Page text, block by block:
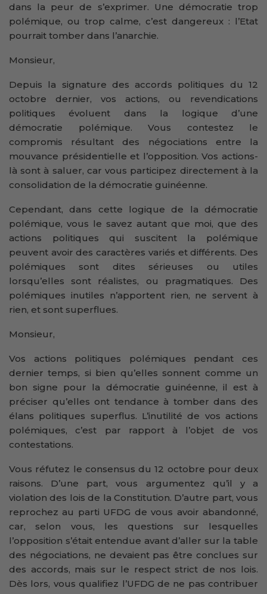
dans la peur de s’exprimer. Une démocratie trop
polémique, ou trop calme, c’est dangereux : l’Etat
pourrait tomber dans l’anarchie.
Monsieur,
Depuis la signature des accords politiques du 12
octobre dernier, vos actions, ou revendications
politiques évoluent dans la logique d’une
démocratie polémique. Vous contestez le
compromis résultant des négociations entre la
mouvance présidentielle et l’opposition. Vos actions-
là sont à saluer, car vous participez directement à la
consolidation de la démocratie guinéenne.
Cependant, dans cette logique de la démocratie
polémique, vous le savez autant que moi, que des
actions politiques qui suscitent la polémique
peuvent avoir des caractères variés et différents. Des
polémiques sont dites sérieuses ou utiles
lorsqu’elles sont réalistes, ou pragmatiques. Des
polémiques inutiles n’apportent rien, ne servent à
rien, et sont superflues.
Monsieur,
Vos actions politiques polémiques pendant ces
dernier temps, si bien qu’elles sonnent comme un
bon signe pour la démocratie guinéenne, il est à
préciser qu’elles ont tendance à tomber dans des
élans politiques superflus. L’inutilité de vos actions
polémiques, c’est par rapport à l’objet de vos
contestations.
Vous réfutez le consensus du 12 octobre pour deux
raisons. D’une part, vous argumentez qu’il y a
violation des lois de la Constitution. D’autre part, vous
reprochez au parti UFDG de vous avoir abandonné,
car, selon vous, les questions sur lesquelles
l’opposition s’était entendue avant d’aller sur la table
des négociations, ne devaient pas être conclues sur
des accords, mais sur le respect strict de nos lois.
Dès lors, vous qualifiez l’UFDG de ne pas contribuer